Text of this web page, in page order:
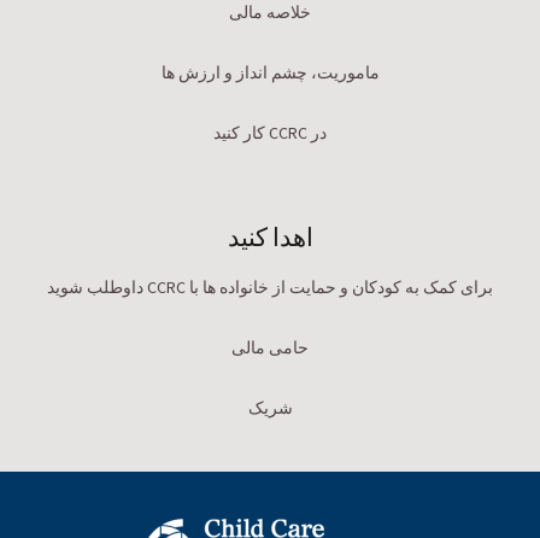
خلاصه مالی
ماموریت، چشم انداز و ارزش ها
در CCRC کار کنید
اهدا کنید
برای کمک به کودکان و حمایت از خانواده ها با CCRC داوطلب شوید
حامی مالی
شریک